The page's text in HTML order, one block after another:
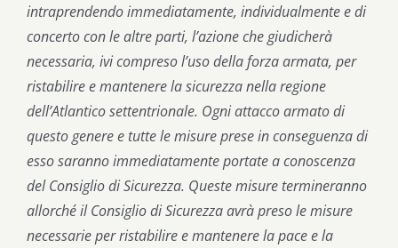
intraprendendo immediatamente, individualmente e di
concerto con le altre parti, l’azione che giudicherà
necessaria, ivi compreso l’uso della forza armata, per
ristabilire e mantenere la sicurezza nella regione
dell’Atlantico settentrionale. Ogni attacco armato di
questo genere e tutte le misure prese in conseguenza di
esso saranno immediatamente portate a conoscenza
del Consiglio di Sicurezza. Queste misure termineranno
allorché il Consiglio di Sicurezza avrà preso le misure
necessarie per ristabilire e mantenere la pace e la